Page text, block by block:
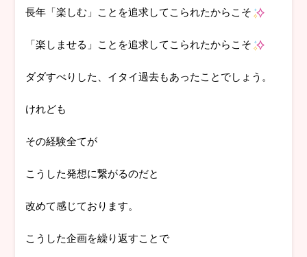
長年「楽しむ」ことを追求してこられたからこそ
「楽しませる」ことを追求してこられたからこそ
ダダすべりした、イタイ過去もあったことでしょう。
けれども
その経験全てが
こうした発想に繋がるのだと
改めて感じております。
こうした企画を繰り返すことで